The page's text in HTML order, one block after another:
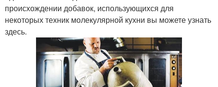
происхождении добавок, использующихся для
некоторых техник молекулярной кухни вы можете узнать
здесь.